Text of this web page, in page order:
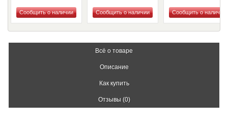
Купить Купить Купить
Всё о товаре
Описание
Как купить
Отзывы (0)